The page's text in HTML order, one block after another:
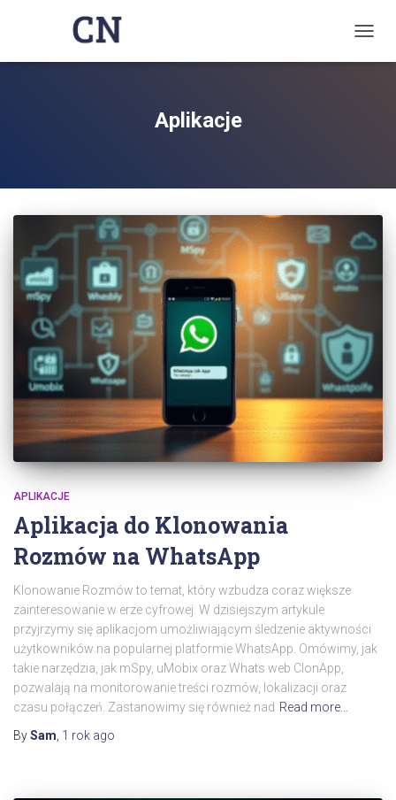
Aplikacje
APLIKACJE
Aplikacja do Klonowania
Rozmów na WhatsApp
Klonowanie Rozmów to temat, który wzbudza coraz większe
zainteresowanie w erze cyfrowej. W dzisiejszym artykule
przyjrzymy się aplikacjom umożliwiającym śledzenie aktywności
użytkowników na popularnej platformie WhatsApp. Omówimy, jak
takie narzędzia, jak mSpy, uMobix oraz Whats web ClonApp,
pozwalają na monitorowanie treści rozmów, lokalizacji oraz
czasu połączeń. Zastanowimy się również nad Read more…
BySam 1 rok ago